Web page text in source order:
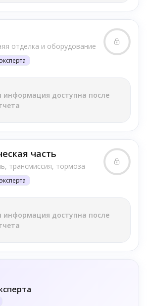
отделка и оборудование
информация доступна после
часть
трансмиссия, тормоза
информация доступна после